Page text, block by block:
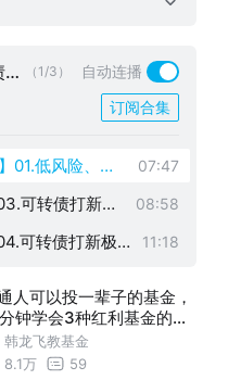
（1/3）
自动连播
订阅合集
01.低风险、高
封顶的可转债
07:47
可转债打新视
08:58
可转债打新极
11:18
人可以投一辈子的基金，
钟学会3种红利基金的赚
势
韩龙飞教基金
8.1万
59